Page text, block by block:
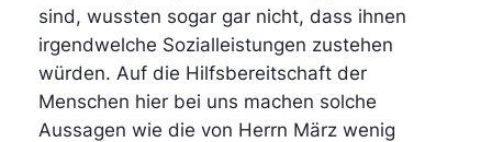
sind, wussten sogar gar nicht, dass ihnen
irgendwelche Sozialleistungen zustehen
würden. Auf die Hilfsbereitschaft der
Menschen hier bei uns machen solche
Aussagen wie die von Herrn März wenig